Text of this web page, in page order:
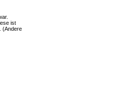
ist
(Andere